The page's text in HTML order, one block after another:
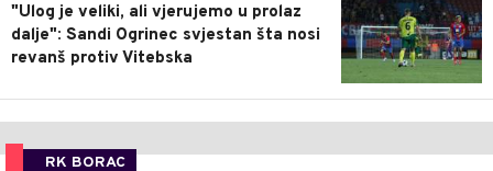
"Ulog je veliki, ali vjerujemo u prolaz
dalje": Sandi Ogrinec svjestan šta nosi
revanš protiv Vitebska
RK BORAC